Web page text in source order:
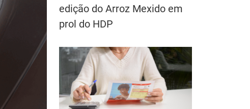
edição do Arroz Mexido em
prol do HDP